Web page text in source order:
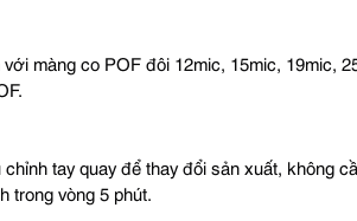
màng co POF đôi 12mic, 15mic, 19mic,
tay quay để thay đổi sản xuất, không
trong vòng 5 phút.